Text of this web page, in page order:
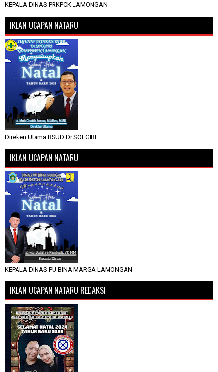
KEPALA DINAS PRKPCK LAMONGAN
IKLAN UCAPAN NATARU
Direken Utama RSUD Dr SOEGIRI
IKLAN UCAPAN NATARU
KEPALA DINAS PU BINA MARGA LAMONGAN
IKLAN UCAPAN NATARU REDAKSI